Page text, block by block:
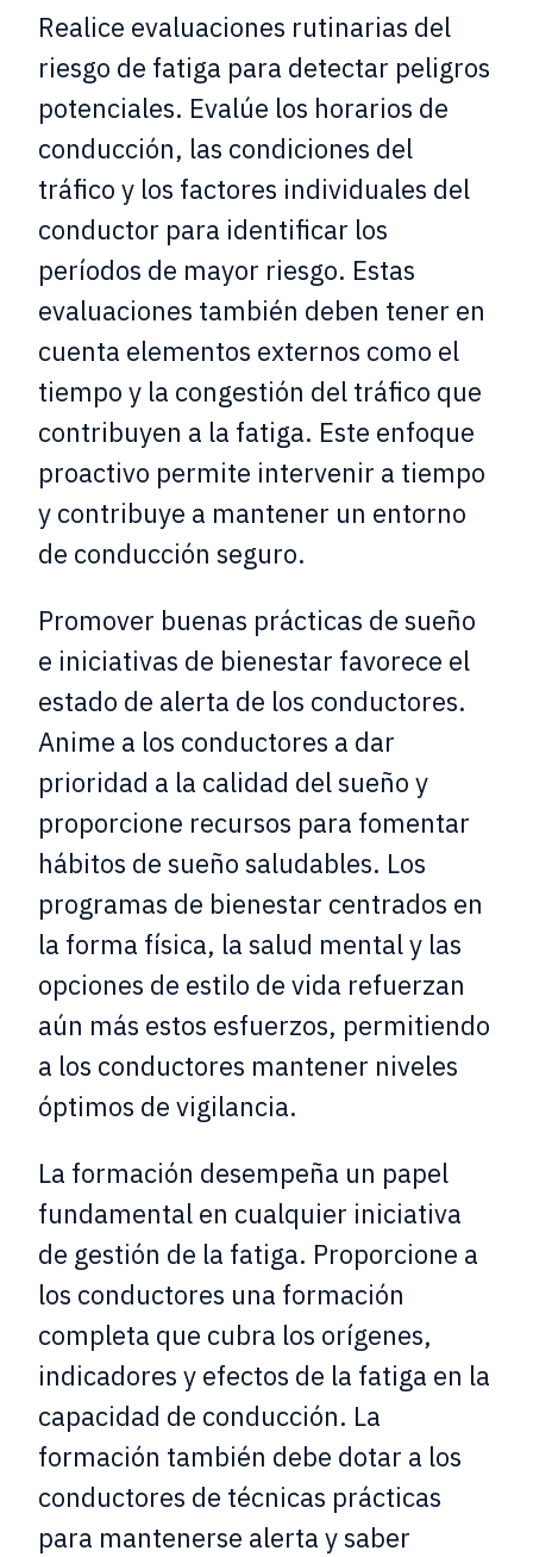
Realice evaluaciones rutinarias del
riesgo de fatiga para detectar peligros
potenciales. Evalúe los horarios de
conducción, las condiciones del
tráfico y los factores individuales del
conductor para identificar los
períodos de mayor riesgo. Estas
evaluaciones también deben tener en
cuenta elementos externos como el
tiempo y la congestión del tráfico que
contribuyen a la fatiga. Este enfoque
proactivo permite intervenir a tiempo
y contribuye a mantener un entorno
de conducción seguro.
Promover buenas prácticas de sueño
e iniciativas de bienestar favorece el
estado de alerta de los conductores.
Anime a los conductores a dar
prioridad a la calidad del sueño y
proporcione recursos para fomentar
hábitos de sueño saludables. Los
programas de bienestar centrados en
la forma física, la salud mental y las
opciones de estilo de vida refuerzan
aún más estos esfuerzos, permitiendo
a los conductores mantener niveles
óptimos de vigilancia.
La formación desempeña un papel
fundamental en cualquier iniciativa
de gestión de la fatiga. Proporcione a
los conductores una formación
completa que cubra los orígenes,
indicadores y efectos de la fatiga en la
capacidad de conducción. La
formación también debe dotar a los
conductores de técnicas prácticas
para mantenerse alerta y saber